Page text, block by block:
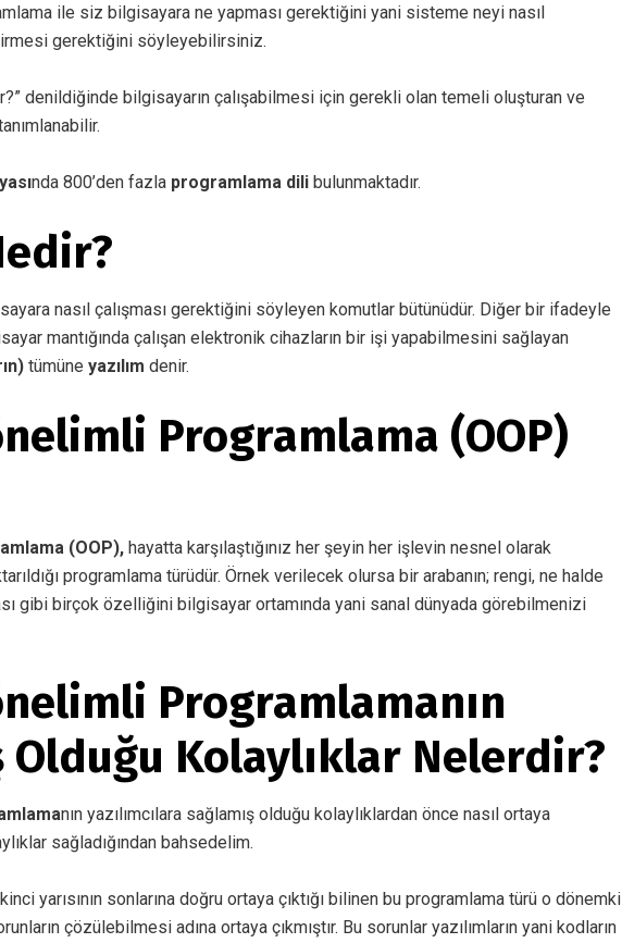
ile siz bilgisayara ne yapması gerektiğini yani sisteme neyi nasıl
gerektiğini söyleyebilirsiniz.
denildiğinde bilgisayarın çalışabilmesi için gerekli olan temeli oluşturan ve
nda 800’den fazla programlama dili bulunmaktadır.
nasıl çalışması gerektiğini söyleyen komutlar bütünüdür. Diğer bir ifadeyle
mantığında çalışan elektronik cihazların bir işi yapabilmesini sağlayan
tümüne yazılım denir.
Programlama (OOP)
(OOP), hayatta karşılaştığınız her şeyin her işlevin nesnel olarak
programlama türüdür. Örnek verilecek olursa bir arabanın; rengi, ne halde
gibi birçok özelliğini bilgisayar ortamında yani sanal dünyada görebilmenizi
Programlamanın
Olduğu Kolaylıklar Nelerdir?
nın yazılımcılara sağlamış olduğu kolaylıklardan önce nasıl ortaya
sağladığından bahsedelim.
yarısının sonlarına doğru ortaya çıktığı bilinen bu programlama türü o dönemki
çözülebilmesi adına ortaya çıkmıştır. Bu sorunlar yazılımların yani kodların